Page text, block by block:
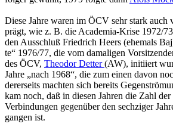
Diese Jahre waren im ÖCV sehr stark
prägt, wie z. B. die Aca­de­mia-Krise 1972/
den Aus­schluß Fried­rich Heers (ehe­mals
te“ 1976/77, die vom da­ma­li­gen
des ÖCV, Theo­dor Det­ter(AW), in­iti­iert
Jahre „nach 1968“, die zum einen davon
de­rer­seits mach­ten sich be­reits
kam noch, daß in die­sen Jah­ren die Zahl
Ver­bin­dun­gen ge­gen­über den sech­zi­ger
gan­gen ist.